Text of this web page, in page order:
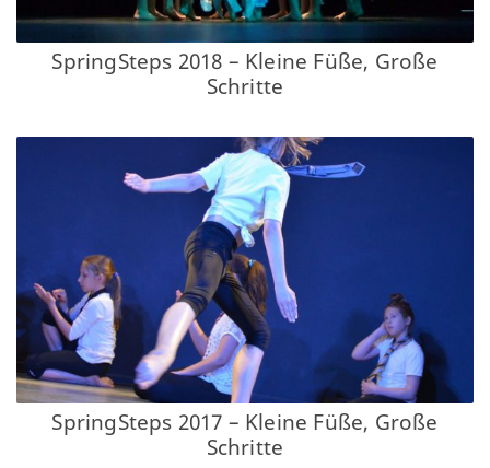
SpringSteps 2018 – Kleine Füße, Große
Schritte
SpringSteps 2017 – Kleine Füße, Große
Schritte